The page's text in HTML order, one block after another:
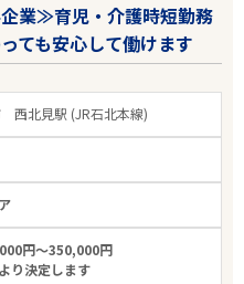
業≫育児・介護時短勤務
ても安心して働けます
西北見駅 (JR石北本線)
円～350,000円
り決定します